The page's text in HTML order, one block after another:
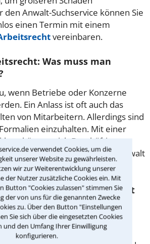
verwendet Cookies, um die
unserer Website zu gewährleisten.
wir zur Weiterentwicklung unserer
der Nutzer zusätzliche Cookies ein. Mit
Button "Cookies zulassen" stimmen Sie
der von uns für die genannten Zwecke
zu. Über den Button "Einstellungen
Sie sich über die eingesetzten Cookies
und den Umfang Ihrer Einwilligung
konfigurieren.
den Anwalt-Suchservice können Sie
einen Termin mit einem
vereinbaren.
Was muss man
wenn Betriebe oder Konzerne
Ein Anlass ist oft auch das
von Mitarbeitern. Allerdings sind
einzuhalten. Mit einer
können sich Beschäftigte
hilft Ihnen ein erfahrener Anwalt
Braunschweig.
Abfindung: Den Abgang mit
Schluss ist häufig
Glück hat, wer in seinem